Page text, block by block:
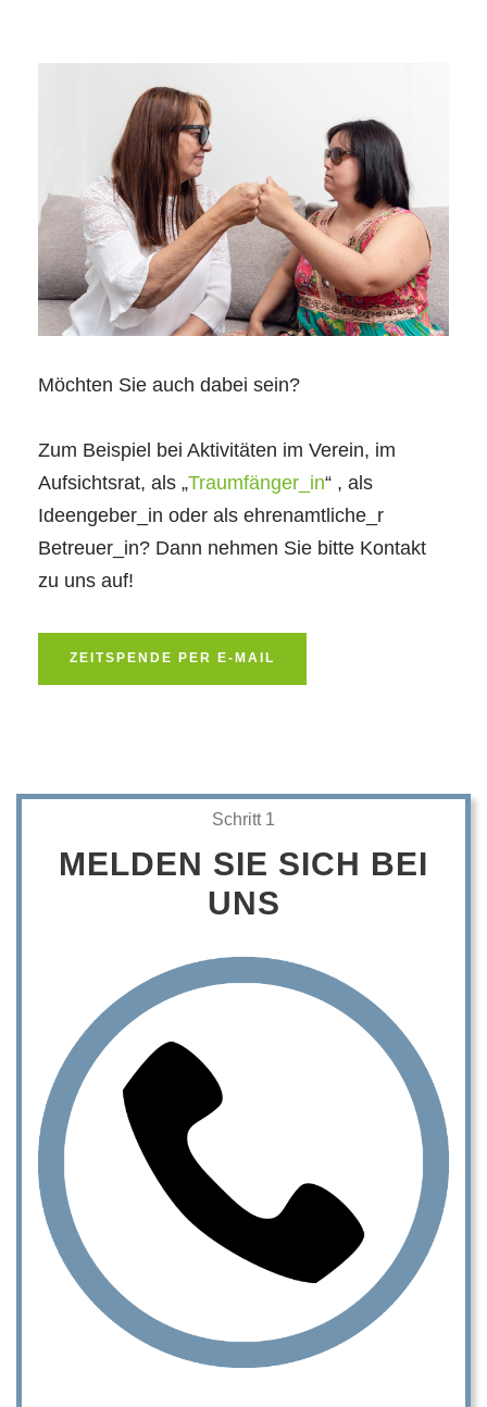
Möchten Sie auch dabei sein?
Zum Beispiel bei Aktivitäten im Verein, im
Aufsichtsrat, als „Traumfänger_in“ , als
Ideengeber_in oder als ehrenamtliche_r
Betreuer_in? Dann nehmen Sie bitte Kontakt
zu uns auf!
ZEITSPENDE PER E-MAIL
Schritt 1
MELDEN SIE SICH BEI
UNS